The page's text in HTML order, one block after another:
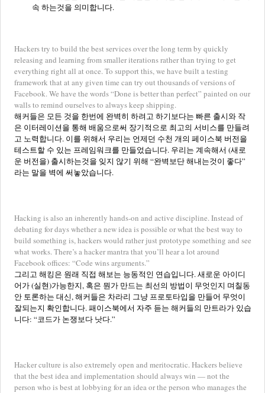
속 하는것을 의미합니다.
Hackers try to build the best services over the long term by quickly
releasing and learning from smaller iterations rather than trying to get
everything right all at once. To support this, we have built a testing
framework that at any given time can try out thousands of versions of
Facebook. We have the words “Done is better than perfect” painted on our
walls to remind ourselves to always keep shipping.
해커들은 모든 것을 한번에 완벽히 하려고 하기보다는 빠른 출시와 작
은 이터레이션을 통해 배움으로써 장기적으로 최고의 서비스를 만들려
고 노력합니다. 이를 위해서 우리는 언제던 수천 개의 페이스북 버전을
테스트할 수 있는 프레임워크를 만들었습니다. 우리는 계속해서 (새로
운 버전을) 출시하는것을 잊지 않기 위해 “완벽보단 해내는것이 좋다”
라는 말을 벽에 써놓았습니다.
Hacking is also an inherently hands-on and active discipline. Instead of
debating for days whether a new idea is possible or what the best way to
build something is, hackers would rather just prototype something and see
what works. There’s a hacker mantra that you’ll hear a lot around
Facebook offices: “Code wins arguments.”
그리고 해킹은 원래 직접 해보는 능동적인 연습입니다. 새로운 아이디
어가 (실현)가능한지, 혹은 뭔가 만드는 최선의 방법이 무엇인지 며칠동
안 토론하는 대신, 해커들은 차라리 그냥 프로토타입을 만들어 무엇이
잘되는지 확인합니다. 패이스북에서 자주 듣는 해커들의 만트라가 있습
니다: “코드가 논쟁보다 낫다.”
Hacker culture is also extremely open and meritocratic. Hackers believe
that the best idea and implementation should always win — not the
person who is best at lobbying for an idea or the person who manages the